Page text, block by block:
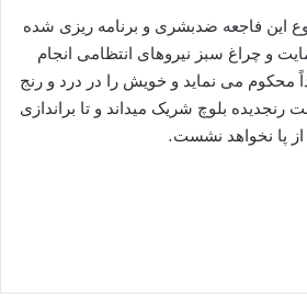
این فاجعه ضدبشری و برنامه ریزی شده
و چراغ سبز نیروهای انتظامی انجام
محکوم می نماید و خویش را در درد و رنج
رنجدیده بلوچ شریک میداند و تا براندازی
پا نخواهد نشست.